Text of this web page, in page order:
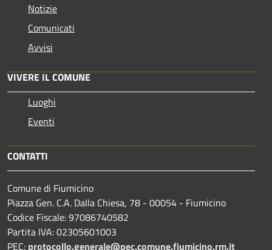
Notizie
Comunicati
Avvisi
VIVERE IL COMUNE
Luoghi
Eventi
CONTATTI
Comune di Fiumicino
Piazza Gen. C.A. Dalla Chiesa, 78 - 00054 - Fiumicino
Codice Fiscale: 97086740582
Partita IVA: 02305601003
PEC: protocollo.generale@pec.comune.fiumicino.rm.it